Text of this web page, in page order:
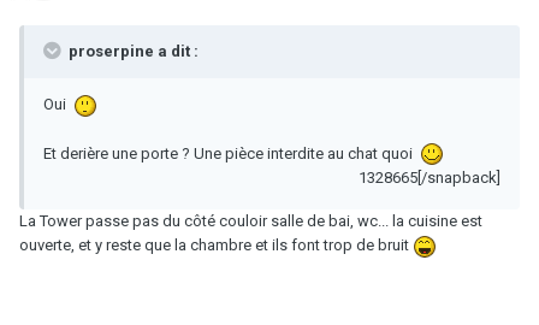
proserpine a dit :
Oui
Et derière une porte ? Une pièce interdite au chat quoi
1328665[/snapback]
La Tower passe pas du côté couloir salle de bai, wc... la cuisine est
ouverte, et y reste que la chambre et ils font trop de bruit